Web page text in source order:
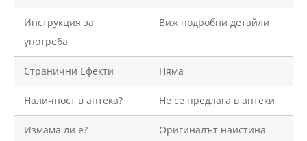
Инструкция за
употреба
Виж подробни детайли
Странични Ефекти Няма
Наличност в аптека? Не се предлага в аптеки
Измама ли е?
Оригиналът наистина